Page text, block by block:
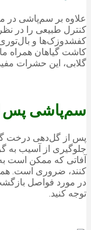
علاوه بر سم‌پاشی در
کنترل طبیعی را در
کفشدوزک‌ها و
کاشت گیاهان همراه
گلابی، این حشرات
سم‌پاشی پس
پس از گل‌دهی درخت
جلوگیری از آسیب به
آفاتی که ممکن است
کنند، ضروری است.
در مورد فواصل
توجه کنید.